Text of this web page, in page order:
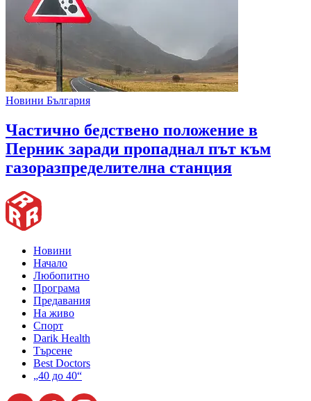
Новини България
Частично бедствено положение в
Перник заради пропаднал път към
газоразпределителна станция
Новини
Начало
Любопитно
Програма
Предавания
На живо
Спорт
Darik Health
Търсене
Best Doctors
„40 до 40“